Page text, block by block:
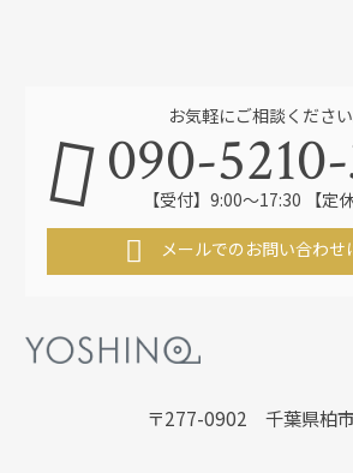
〒277-0902 千葉県柏
お気軽にご相談ください
090-
【受付】9:00～17:30 【定
メールでのお問い合わせ